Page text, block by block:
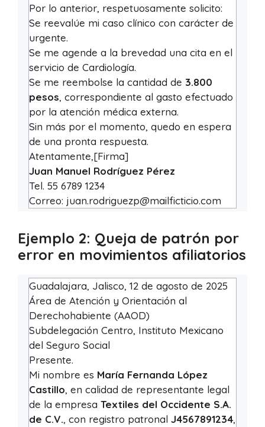
Por lo anterior, respetuosamente solicito:
Se reevalúe mi caso clínico con carácter de
urgente.
Se me agende a la brevedad una cita en el
servicio de Cardiología.
Se me reembolse la cantidad de 3.800
pesos, correspondiente al gasto efectuado
por la atención médica externa.
Sin más por el momento, quedo en espera
de una pronta respuesta.
Atentamente,[Firma]
Juan Manuel Rodríguez Pérez
Tel. 55 6789 1234
Correo: juan.rodriguezp@mailficticio.com
Ejemplo 2: Queja de patrón por
error en movimientos afiliatorios
Guadalajara, Jalisco, 12 de agosto de 2025
Área de Atención y Orientación al
Derechohabiente (AAOD)
Subdelegación Centro, Instituto Mexicano
del Seguro Social
Presente.
Mi nombre es María Fernanda López
Castillo, en calidad de representante legal
de la empresa Textiles del Occidente S.A.
de C.V., con registro patronal J4567891234,